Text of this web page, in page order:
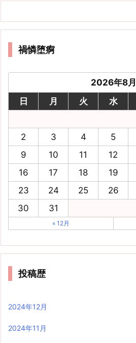
禍憐堕痾
2026年8月
日
月 火 水
2
3 4 5
9
10 11 12
16
17 18 19
23
24 25 26
30
31
« 12月
投稿歴
2024年12月
2024年11月